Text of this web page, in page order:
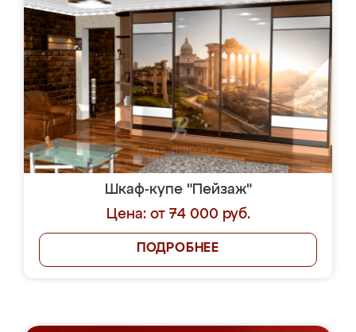
Шкаф-купе "Пейзаж"
Цена: от 74 000 руб.
ПОДРОБНЕЕ